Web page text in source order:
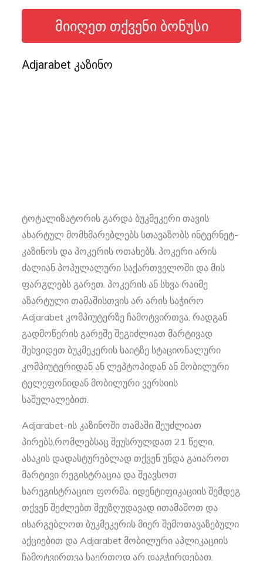
ᲛᲘᲘᲦᲔᲗ ᲗᲥᲕᲔᲜᲘ ᲑᲝᲜᲣᲡᲘ
Adjarabet კაზინო
ტოტალიზატორის გარდა ბუკმეკერი თავის
ახარტულ მომხმარებლებს სთავაზობს ინტერნეტ-
კაზინოს და პოკერის ოთახებს. პოკერი არის
ძალიან პოპულალური საქართველოში და მის
ფარგლებს გარეთ. პოკერის ან სხვა რაიმე
აზარტული თამაშისთვის არ არის საჭირო
Adjarabet კომპიუტერზე ჩამოტვირთვა, რადგან
გადმოწერის გარეშე შეგიძლიათ მარტივად
შეხვიდეთ ბუკმეკერის საიტზე სტაციონალური
კომპიუტერიდან ან ლეპტოპიდან ან მობილური
ტელეფონიდან მობილური ვერსიის
საშულალებით.
Adjarabet-ის კაზინოში თამაში შეუძლიათ
პირებს,რომლებსაც შეუსრულდათ 21 წელი,
ასაკის დადასტურებლად თქვენ უნდა გაიაროთ
მარტივი რეგისტრაცია და შეავსოთ
სარეგისტრაციო ფორმა. იდენტიფიკაციის შემდეგ
თქვენ შეძლებთ შეუზღუდავად ითამაშოთ და
ისარგებლოთ ბუკმეკერის მიერ შემოთავაზებული
აქციებით და Adjarabet მობილური აპლიკაციის
ჩამოტვირთვა საერთოდ არ დაგჭირდებათ.